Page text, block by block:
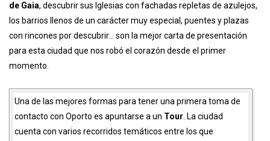
de Gaia, descubrir sus Iglesias con fachadas repletas de azulejos,
los barrios llenos de un carácter muy especial, puentes y plazas
con rincones por descubrir… son la mejor carta de presentación
para esta ciudad que nos robó el corazón desde el primer
momento.
Una de las mejores formas para tener una primera toma de
contacto con Oporto es apuntarse a un Tour. La ciudad
cuenta con varios recorridos temáticos entre los que